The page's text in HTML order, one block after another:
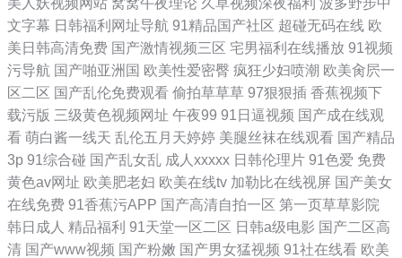
美人妖视频网站 窝窝午夜理论 久草视频深夜福利 波多野步中
文字幕 日韩福利网址导航 91精品国产社区 超碰无码在线 欧
美日韩高清免费 国产激情视频三区 宅男福利在线播放 91视频
污导航 国产啪亚洲国 欧美性爱密臀 疯狂少妇喷潮 欧美肏屄一
区二区 国产乱伦免费观看 偷拍草草草 97狠狠插 香蕉视频下
载污版 三级黄色视频网址 午夜99 91日逼视频 国产成在线观
看 萌白酱一线天 乱伦五月天婷婷 美腿丝袜在线观看 国产精品
3p 91综合碰 国产乱女乱 成人xxxxx 日韩伦理片 91色爱 免费
黄色av网址 欧美肥老妇 欧美在线tv 加勒比在线视屏 国产美女
在线免费 91香蕉污APP 国产高清自拍一区 第一页草草影院
韩日成人 精品福利 91天堂一区二区 日韩a级电影 国产二区高
清 国产www视频 国产粉嫩 国产男女猛视频 91社在线看 欧美